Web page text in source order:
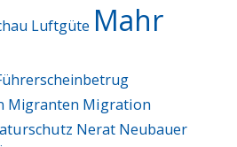
Luftgüte Mahr
Migranten Migration
Nerat Neubauer